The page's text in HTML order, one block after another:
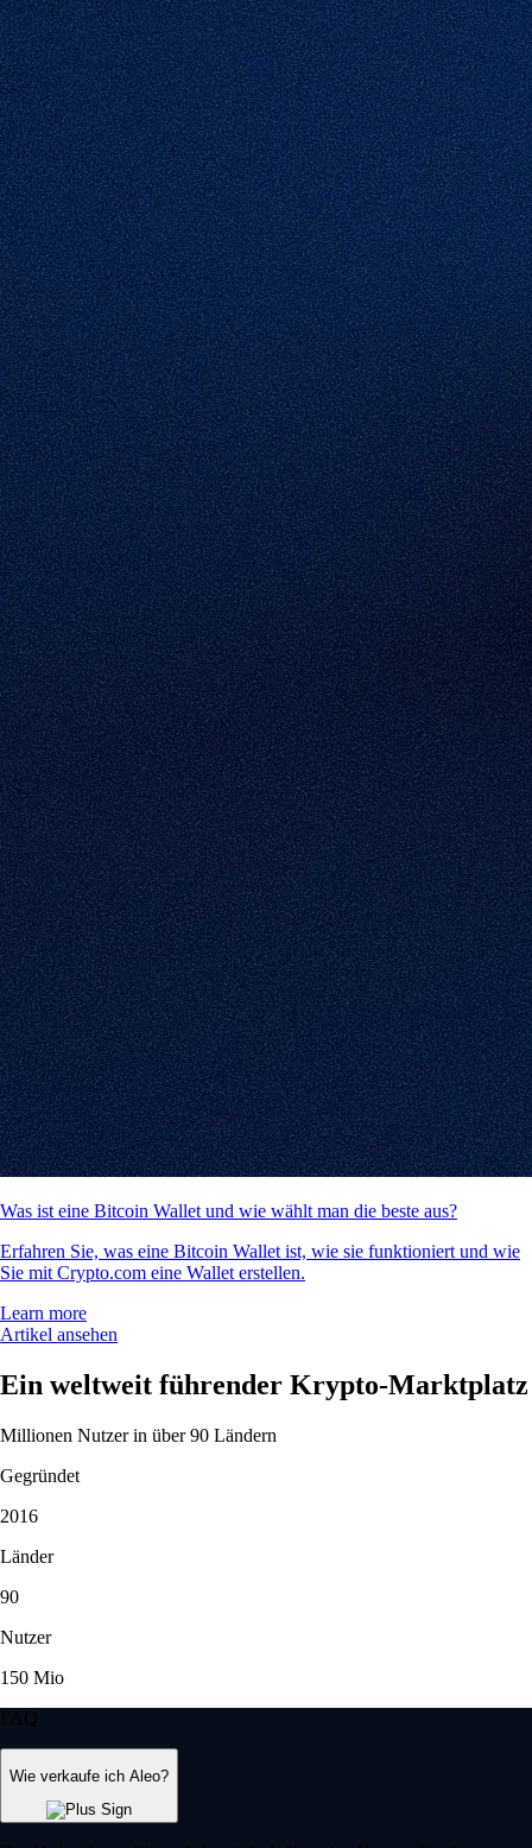
Was ist eine Bitcoin Wallet und wie wählt man die beste aus?
Erfahren Sie, was eine Bitcoin Wallet ist, wie sie funktioniert und wie
Sie mit Crypto.com eine Wallet erstellen.
Learn more
Artikel ansehen
Ein weltweit führender Krypto-Marktplatz
Millionen Nutzer in über 90 Ländern
Gegründet
2016
Länder
90
Nutzer
150 Mio
FAQ
Wie verkaufe ich Aleo?